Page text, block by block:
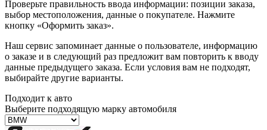
Проверьте правильность ввода информации: позиции заказа,
выбор местоположения, данные о покупателе. Нажмите
кнопку «Оформить заказ».
Наш сервис запоминает данные о пользователе, информацию
о заказе и в следующий раз предложит вам повторить к вводу
данные предыдущего заказа. Если условия вам не подходят,
выбирайте другие варианты.
Подходит к авто
Выберите подходящую марку автомобиля